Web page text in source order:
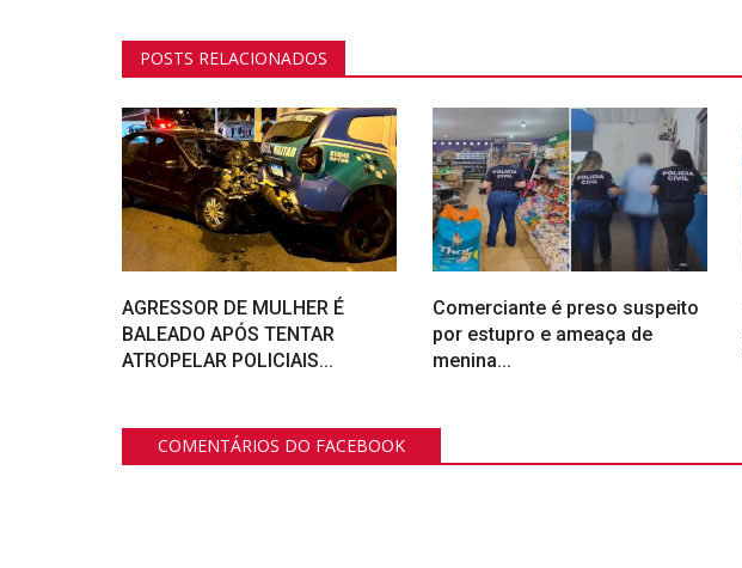
POSTS RELACIONADOS
AGRESSOR DE MULHER É
BALEADO APÓS TENTAR
ATROPELAR POLICIAIS...
Comerciante é preso suspeito
por estupro e ameaça de
menina...
COMENTÁRIOS DO FACEBOOK